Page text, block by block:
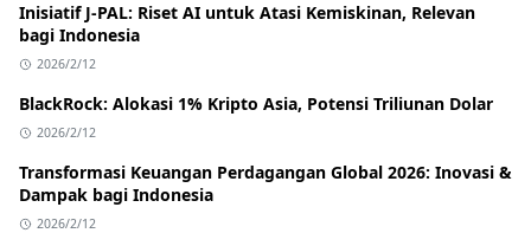
Inisiatif J-PAL: Riset AI untuk Atasi Kemiskinan, Relevan
bagi Indonesia
2026/2/12
BlackRock: Alokasi 1% Kripto Asia, Potensi Triliunan Dolar
2026/2/12
Transformasi Keuangan Perdagangan Global 2026: Inovasi &
Dampak bagi Indonesia
2026/2/12